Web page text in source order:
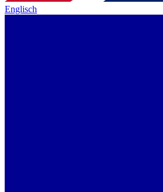
Englisch